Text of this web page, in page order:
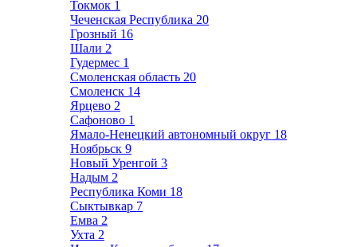
Токмок 1
Чеченская Республика 20
Грозный 16
Шали 2
Гудермес 1
Смоленская область 20
Смоленск 14
Ярцево 2
Сафоново 1
Ямало-Ненецкий автономный округ 18
Ноябрьск 9
Новый Уренгой 3
Надым 2
Республика Коми 18
Сыктывкар 7
Емва 2
Ухта 2